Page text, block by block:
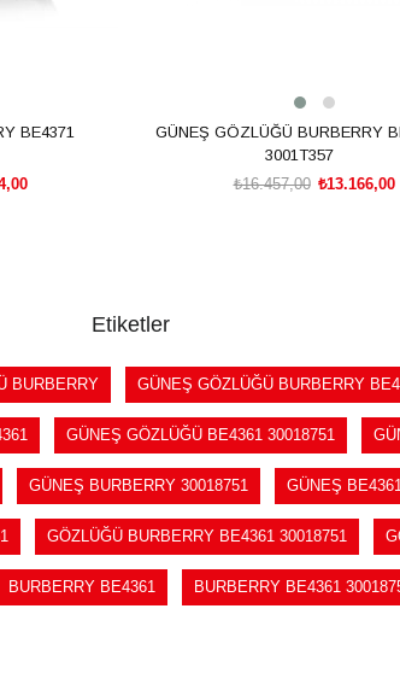
BE4371
GÜNEŞ GÖZLÜĞÜ BURBERRY
3001T357
₺13.166,00
₺16.457,00
Etiketler
BURBERRY GÜNEŞ GÖZLÜĞÜ BURBERRY
GÜNEŞ GÖZLÜĞÜ BE4361 30018751
GÜNEŞ BURBERRY 30018751 GÜNEŞ
GÖZLÜĞÜ BURBERRY BE4361 30018751
BURBERRY BE4361 BURBERRY BE4361